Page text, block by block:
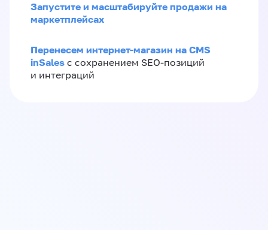
Запустите и масштабируйте продажи на
маркетплейсах
Перенесем интернет-магазин на CMS
inSales с сохранением SEO-позиций
и интеграций